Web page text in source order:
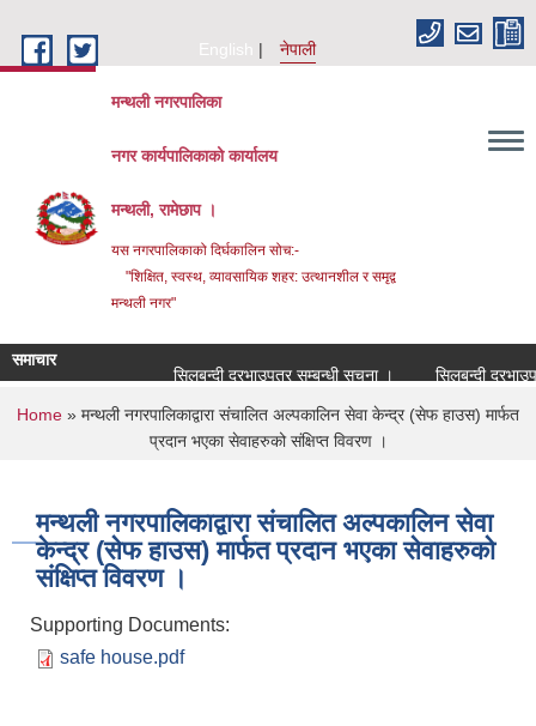
English
नेपाली
मन्थली नगरपालिका
नगर कार्यपालिकाको कार्यालय
मन्थली, रामेछाप ।
यस नगरपालिकाको दिर्घकालिन सोच:-
"शिक्षित, स्वस्थ, व्यावसायिक शहर: उत्थानशील र समृद्व
मन्थली नगर"
समाचार
सिलबन्दी दरभाउपत्र सम्बन्धी सूचना ।
सिलबन्दी
You are here
Home » मन्थली नगरपालिकाद्वारा संचालित अल्पकालिन सेवा केन्द्र (सेफ हाउस) मार्फत
प्रदान भएका सेवाहरुको संक्षिप्त विवरण ।
मन्थली नगरपालिकाद्वारा संचालित अल्पकालिन सेवा
केन्द्र (सेफ हाउस) मार्फत प्रदान भएका सेवाहरुको
संक्षिप्त विवरण ।
Supporting Documents:
safe house.pdf